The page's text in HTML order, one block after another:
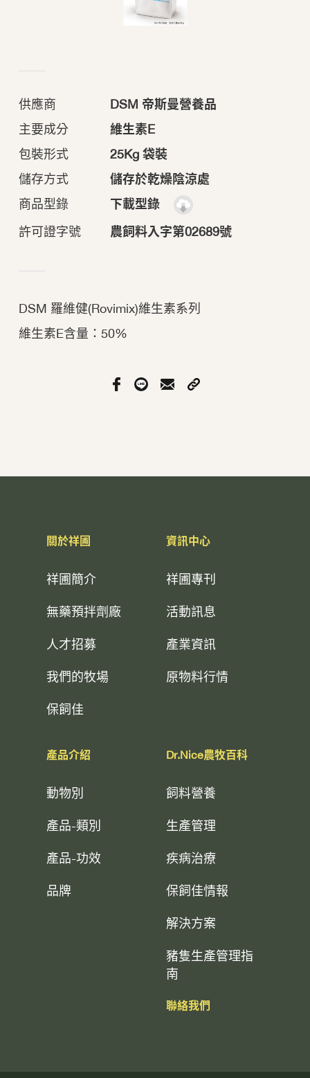
供應商
DSM 帝斯曼營養品
主要成分
維生素E
包裝形式
25Kg 袋裝
儲存方式
儲存於乾燥陰涼處
商品型錄
下載型錄
許可證字號
農飼料入字第02689號
DSM 羅維健(Rovimix)維生素系列
維生素E含量：50%
關於祥圃
祥圃簡介
無藥預拌劑廠
人才招募
我們的牧場
保飼佳
資訊中心
祥圃專刊
活動訊息
產業資訊
原物料行情
產品介紹
動物別
產品-類別
產品-功效
品牌
Dr.Nice農牧百科
飼料營養
生產管理
疾病治療
保飼佳情報
解決方案
豬隻生產管理指
南
聯絡我們